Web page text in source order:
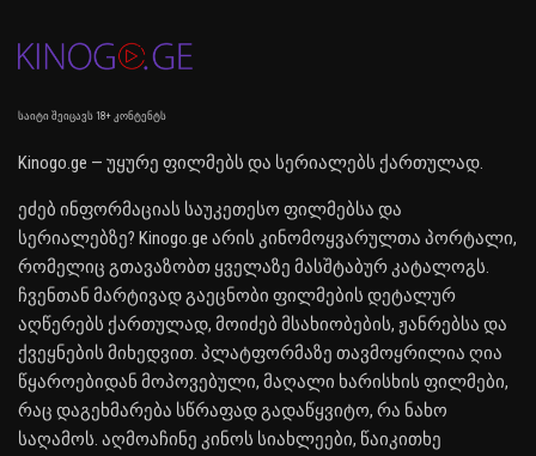
საიტი შეიცავს 18+ კონტენტს
Kinogo.ge — უყურე ფილმებს და სერიალებს ქართულად.
ეძებ ინფორმაციას საუკეთესო ფილმებსა და
სერიალებზე? Kinogo.ge არის კინომოყვარულთა პორტალი,
რომელიც გთავაზობთ ყველაზე მასშტაბურ კატალოგს.
ჩვენთან მარტივად გაეცნობი ფილმების დეტალურ
აღწერებს ქართულად, მოიძებ მსახიობების, ჟანრებსა და
ქვეყნების მიხედვით. პლატფორმაზე თავმოყრილია ღია
წყაროებიდან მოპოვებული, მაღალი ხარისხის ფილმები,
რაც დაგეხმარება სწრაფად გადაწყვიტო, რა ნახო
საღამოს. აღმოაჩინე კინოს სიახლეები, წაიკითხე